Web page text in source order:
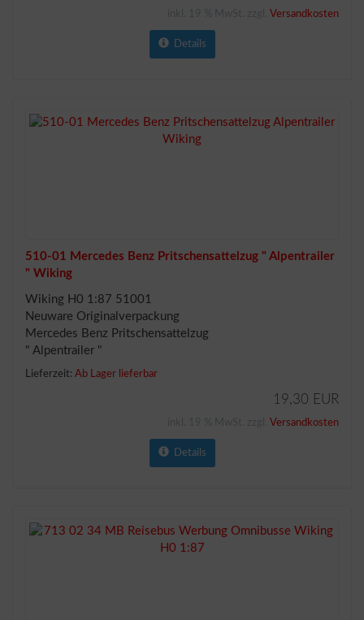
Versandkosten
Details
510-01 Mercedes Benz Pritschensattelzug " Alpentrailer
" Wiking
Wiking H0 1:87 51001
Neuware Originalverpackung
Mercedes Benz Pritschensattelzug
" Alpentrailer "
Lieferzeit: Ab Lager lieferbar
19,30 EUR
Versandkosten
Details